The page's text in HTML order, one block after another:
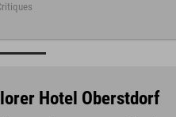
Hotel Oberstdorf